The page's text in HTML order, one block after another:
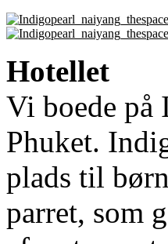
Hotellet
Vi boede på
Phuket.
plads til
parret, som